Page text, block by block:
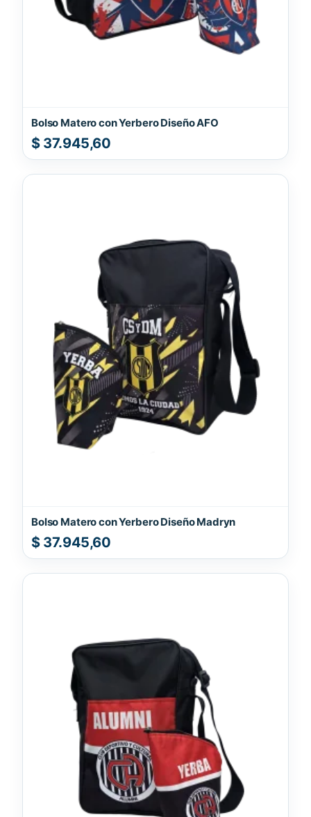
Bolso Matero con Yerbero Diseño AFO
$37.945,60
Bolso Matero con Yerbero Diseño Madryn
$37.945,60